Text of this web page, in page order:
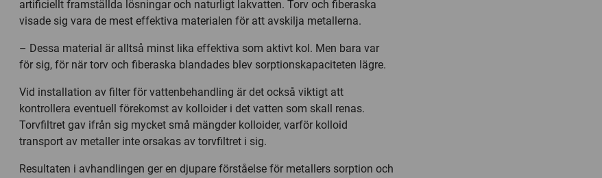
artificiellt framställda lösningar och naturligt lakvatten. Torv och fiberaska
visade sig vara de mest effektiva materialen för att avskilja metallerna.
– Dessa material är alltså minst lika effektiva som aktivt kol. Men bara var
för sig, för när torv och fiberaska blandades blev sorptionskapaciteten lägre.
Vid installation av filter för vattenbehandling är det också viktigt att
kontrollera eventuell förekomst av kolloider i det vatten som skall renas.
Torvfiltret gav ifrån sig mycket små mängder kolloider, varför kolloid
transport av metaller inte orsakas av torvfiltret i sig.
Resultaten i avhandlingen ger en djupare förståelse för metallers sorption och